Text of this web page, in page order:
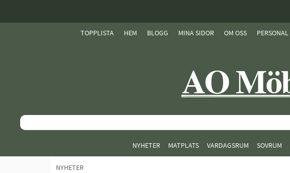
TOPPLISTA HEM BLOGG MINA SIDOR OM OSS PERSONAL
NYHETER MATPLATS VARDAGSRUM SOVRUM
NYHETER